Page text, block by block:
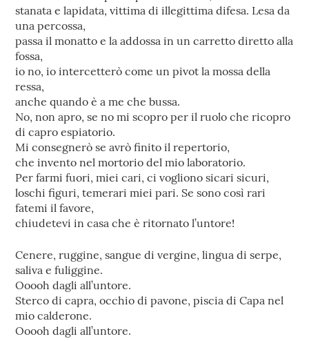
stanata e lapidata, vittima di illegittima difesa. Lesa da
una percossa,
passa il monatto e la addossa in un carretto diretto alla
fossa,
io no, io intercetterò come un pivot la mossa della
ressa,
anche quando è a me che bussa.
No, non apro, se no mi scopro per il ruolo che ricopro
di capro espiatorio.
Mi consegnerò se avrò finito il repertorio,
che invento nel mortorio del mio laboratorio.
Per farmi fuori, miei cari, ci vogliono sicari sicuri,
loschi figuri, temerari miei pari. Se sono così rari
fatemi il favore,
chiudetevi in casa che è ritornato l’untore!
Cenere, ruggine, sangue di vergine, lingua di serpe,
saliva e fuliggine.
Ooooh dagli all’untore.
Sterco di capra, occhio di pavone, piscia di Capa nel
mio calderone.
Ooooh dagli all’untore.